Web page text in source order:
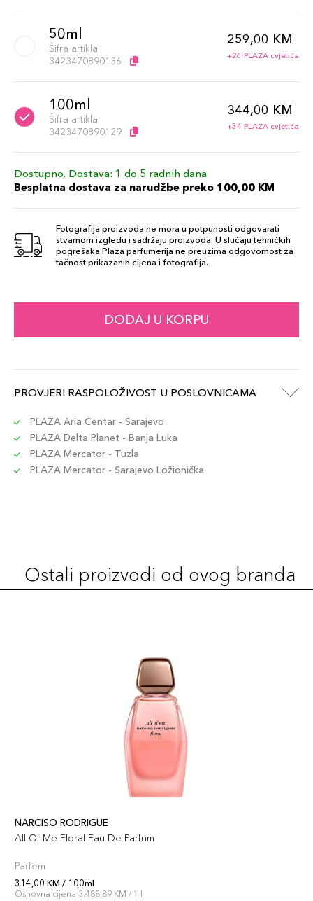
50ml
Šifra artikla
3423470890136
259,00 KM
+26 PLAZA cvjetića
100ml
Šifra artikla
3423470890129
344,00 KM
+34 PLAZA cvjetića
Dostupno. Dostava: 1 do 5 radnih dana
Besplatna dostava za narudžbe preko 100,00 KM
Fotografija proizvoda ne mora u potpunosti odgovarati
stvarnom izgledu i sadržaju proizvoda. U slučaju tehničkih
pogrešaka Plaza parfumerija ne preuzima odgovornost za
tačnost prikazanih cijena i fotografija.
DODAJ U KORPU
PROVJERI RASPOLOŽIVOST U POSLOVNICAMA
PLAZA Aria Centar - Sarajevo
PLAZA Delta Planet - Banja Luka
PLAZA Mercator - Tuzla
PLAZA Mercator - Sarajevo Ložionička
Ostali proizvodi od ovog branda
NARCISO RODRIGUE
All Of Me Floral Eau De Parfum
Parfem
314,00 KM / 100ml
Osnovna cijena 3.488,89 KM / 1 l